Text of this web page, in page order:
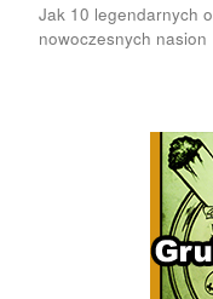
Jak 10 legendarnych
nowoczesnych nasion